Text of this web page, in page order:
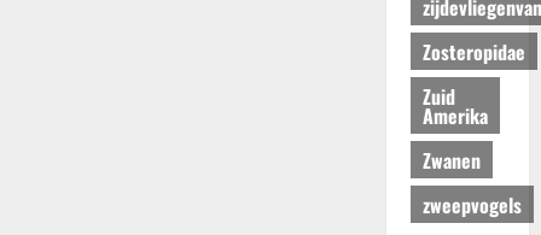
Zosteropidae
Zuid
Amerika
Zwanen
zweepvogels